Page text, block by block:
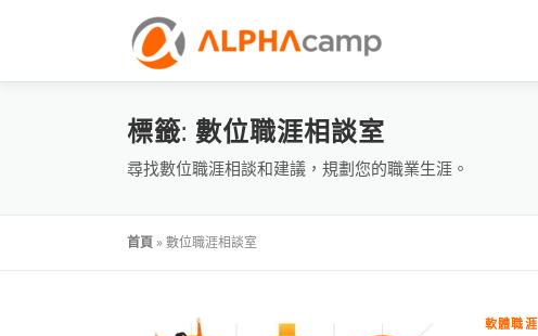
標籤: 數位職涯相談室
尋找數位職涯相談和建議，規劃您的職業生涯。
首頁»數位職涯相談室
軟體職涯